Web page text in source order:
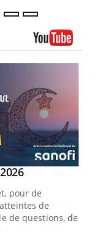
Youtube
pour de
de
de questions, de